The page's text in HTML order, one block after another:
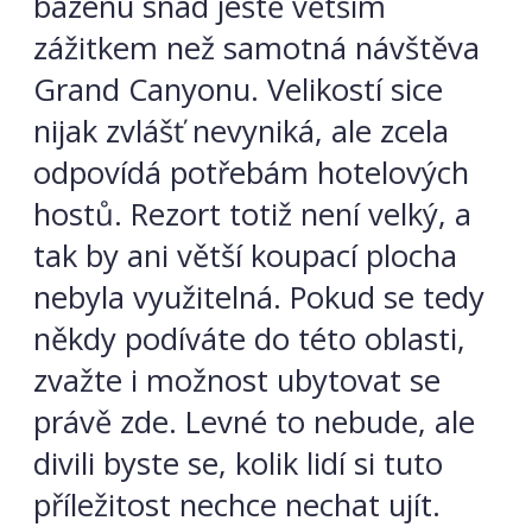
zážitkem než samotná návštěva
Grand Canyonu. Velikostí sice
nijak zvlášť nevyniká, ale zcela
odpovídá potřebám hotelových
hostů. Rezort totiž není velký, a
tak by ani větší koupací plocha
nebyla využitelná. Pokud se tedy
někdy podíváte do této oblasti,
zvažte i možnost ubytovat se
právě zde. Levné to nebude, ale
divili byste se, kolik lidí si tuto
příležitost nechce nechat ujít.